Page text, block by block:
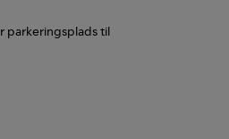
parkeringsplads til